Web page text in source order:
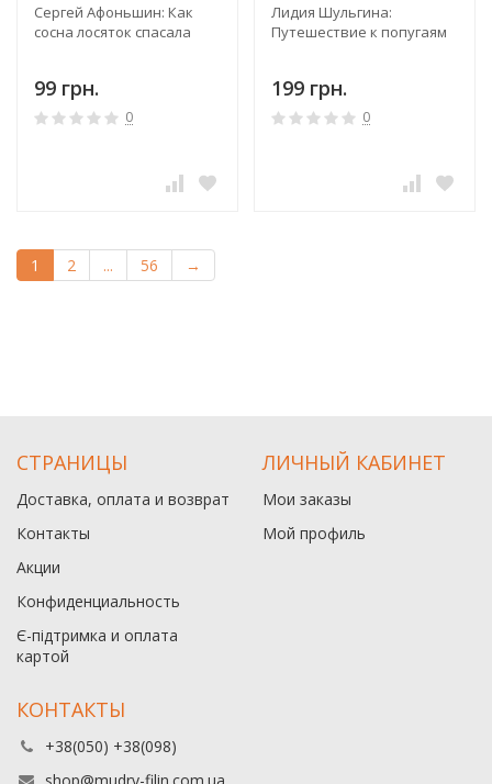
Сергей Афоньшин: Как
сосна лосяток спасала
99 грн.
0
Лидия Шульгина:
Путешествие к попугаям
199 грн.
0
1 2 ... 56 →
СТРАНИЦЫ
Доставка, оплата и возврат
Контакты
Акции
Конфиденциальность
Є-підтримка и оплата
картой
ЛИЧНЫЙ КАБИНЕТ
Мои заказы
Мой профиль
КОНТАКТЫ
+38(050) +38(098)